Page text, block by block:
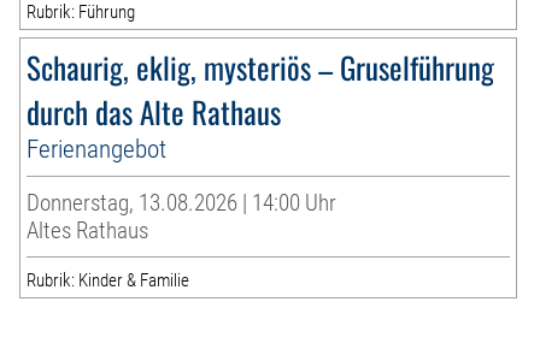
Rubrik: Führung
Schaurig, eklig, mysteriös – Gruselführung
durch das Alte Rathaus
Ferienangebot
Donnerstag, 13.08.2026 | 14:00 Uhr
Altes Rathaus
Rubrik: Kinder & Familie